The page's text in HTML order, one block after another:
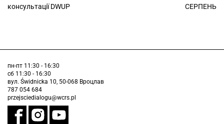
консультації DWUP
СЕРПЕНЬ
пн-пт 11:30 - 16:30
сб 11:30 - 16:30
вул. Świdnicka 10, 50-068 Вроцлав
787 054 684
przejsciedialogu@wcrs.pl